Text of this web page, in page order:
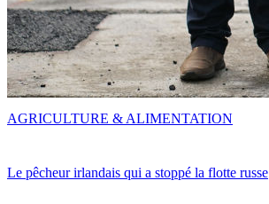
Le pêcheur irlandais qui a stoppé la flotte russe
AGRICULTURE & ALIMENTATION